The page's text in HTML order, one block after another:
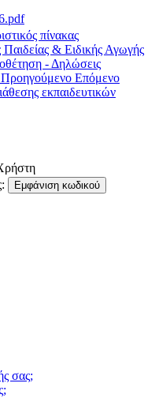
πίνακας
& Ειδικής Αγωγής
- Δηλώσεις
Προηγούμενο Επόμενο
εκπαιδευτικών
Εμφάνιση κωδικού
σας;